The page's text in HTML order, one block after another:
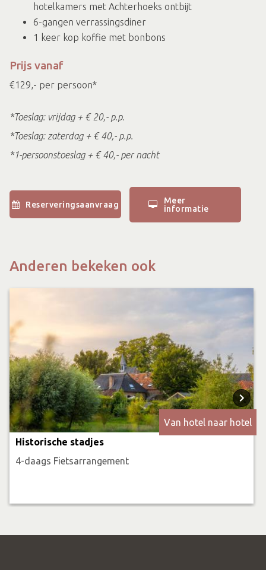
hotelkamers met Achterhoeks ontbijt
6-gangen verrassingsdiner
1 keer kop koffie met bonbons
Prijs vanaf
€129,- per persoon*
*Toeslag: vrijdag + € 20,- p.p.
*Toeslag: zaterdag + € 40,- p.p.
*1-persoonstoeslag + € 40,- per nacht
Reserveringsaanvraag
Meer
informatie
Anderen bekeken ook
Van hotel naar hotel
Historische stadjes
4-daags Fietsarrangement